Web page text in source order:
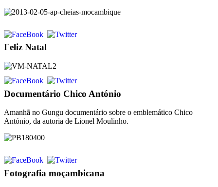
Feliz Natal
Documentário Chico António
Amanhã no Gungu documentário sobre o emblemático Chico
António, da autoria de Lionel Moulinho.
Fotografia moçambicana